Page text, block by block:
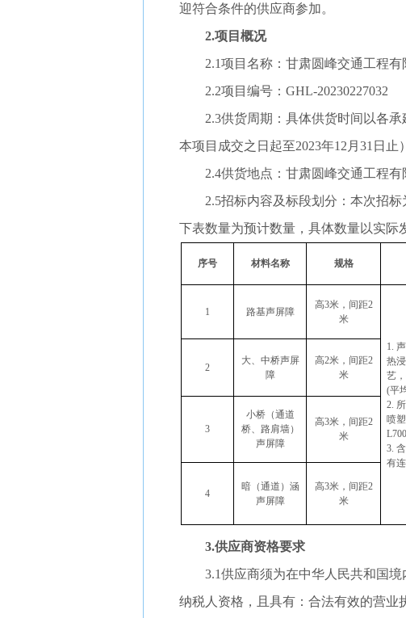
迎符合条件的供应商参加。
2.项目概况
2.1项目名称：甘肃圆峰交通工程
2.2项目编号：GHL-20230227032
2.3供货周期：具体供货时间以各
本项目成交之日起至2023年12月31日止）
2.4供货地点：甘肃圆峰交通工程
2.5招标内容及标段划分：本次招标
下表数量为预计数量，具体数量以实际
序号 材料名称 规格
1 路基声屏障
高3米，间距2
米
1.
热
艺，
(平
2.
喷
3.
有连
2
大、中桥声屏
障
高2米，间距2
米
3
小桥（通道
桥、路肩墙）
声屏障
高3米，间距2
米
4
暗（通道）涵
声屏障
高3米，间距2
米
3.供应商资格要求
3.1供应商须为在中华人民共和国
纳税人资格，且具有：合法有效的营业